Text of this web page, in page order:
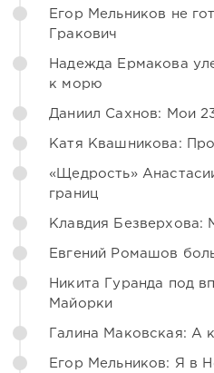
Егор Мельников не
Гракович
Надежда Ермакова
к морю
Даниил Сахнов: Мои
Катя Квашникова:
«Щедрость»
границ
Клавдия Безверхова:
Евгений Ромашов
Никита Гуранда под
Майорки
Галина Маковская: А
Егор Мельников: Я в